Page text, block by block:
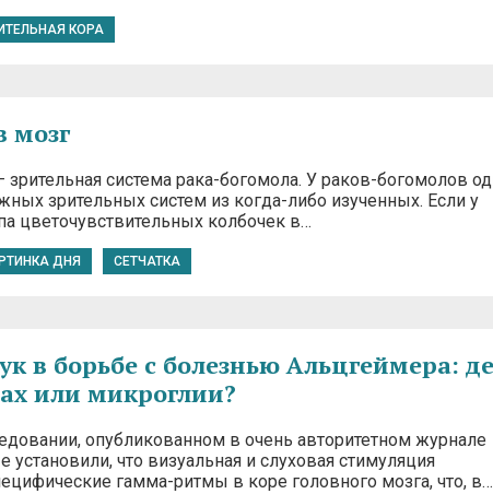
КОРА
мозг
система рака-богомола. У раков-богомолов
зрительных систем из когда-либо изученных. Если у
цветочувствительных колбочек в…
ДНЯ СЕТЧАТКА
в борьбе с болезнью Альцгеймера:
или микроглии?
опубликованном в очень авторитетном журнале
установили, что визуальная и слуховая стимуляция
гамма-ритмы в коре головного мозга, что, в…